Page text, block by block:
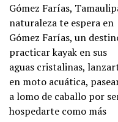
Gómez Farías,
naturaleza te espera en
Gómez Farías, un
practicar kayak en sus
aguas cristalinas,
en moto acuática,
a lomo de caballo por
hospedarte como más